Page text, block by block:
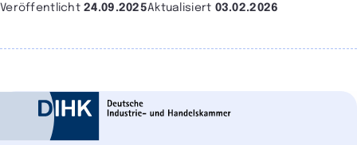
Veröffentlicht24.09.2025Aktualisiert 03.02.2026